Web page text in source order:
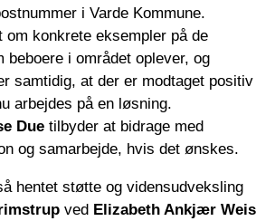
i Varde Kommune.
om konkrete eksempler på de
beboere i området oplever, og
samtidig, at der er modtaget positiv
arbejdes på en løsning.
Due tilbyder at bidrage med
og samarbejde, hvis det ønskes.
hentet støtte og vidensudveksling
ved Elizabeth Ankjær Weis